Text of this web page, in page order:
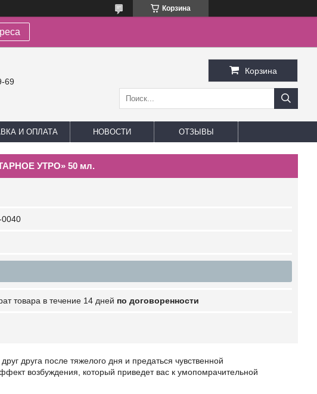
Корзина
69
Корзина
И ОПЛАТА НОВОСТИ ОТЗЫВЫ
УТРО» 50 мл.
0040
товара в течение 14 дней по договоренности
друга после тяжелого дня и предаться чувственной
возбуждения, который приведет вас к умопомрачительной